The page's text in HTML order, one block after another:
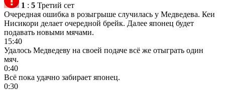
1 : 5 Третий сет
Очередная ошибка в розыгрыше случилась у Медведева. Кеи
Нисикори делает очередной брейк. Далее японец будет
подавать новыми мячами.
15:40
Удалось Медведеву на своей подаче всё же отыграть один
мяч.
0:40
Всё пока удачно забирает японец.
0:30